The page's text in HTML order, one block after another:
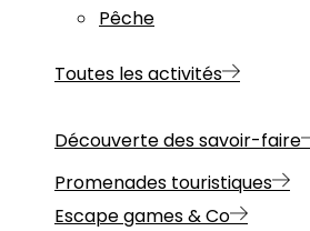
Pêche
Toutes les activités
Découverte des savoir-faire
Promenades touristiques
Escape games & Co